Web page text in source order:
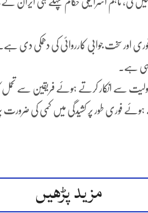
سخت جوابی کارروائی کی دھمکی دی ہے۔
ہے۔
سے انکار کرتے ہوئے فریقین سے تحمل
فوری طور پر کشیدگی میں کمی کی ضرورت
مزید پڑھیں